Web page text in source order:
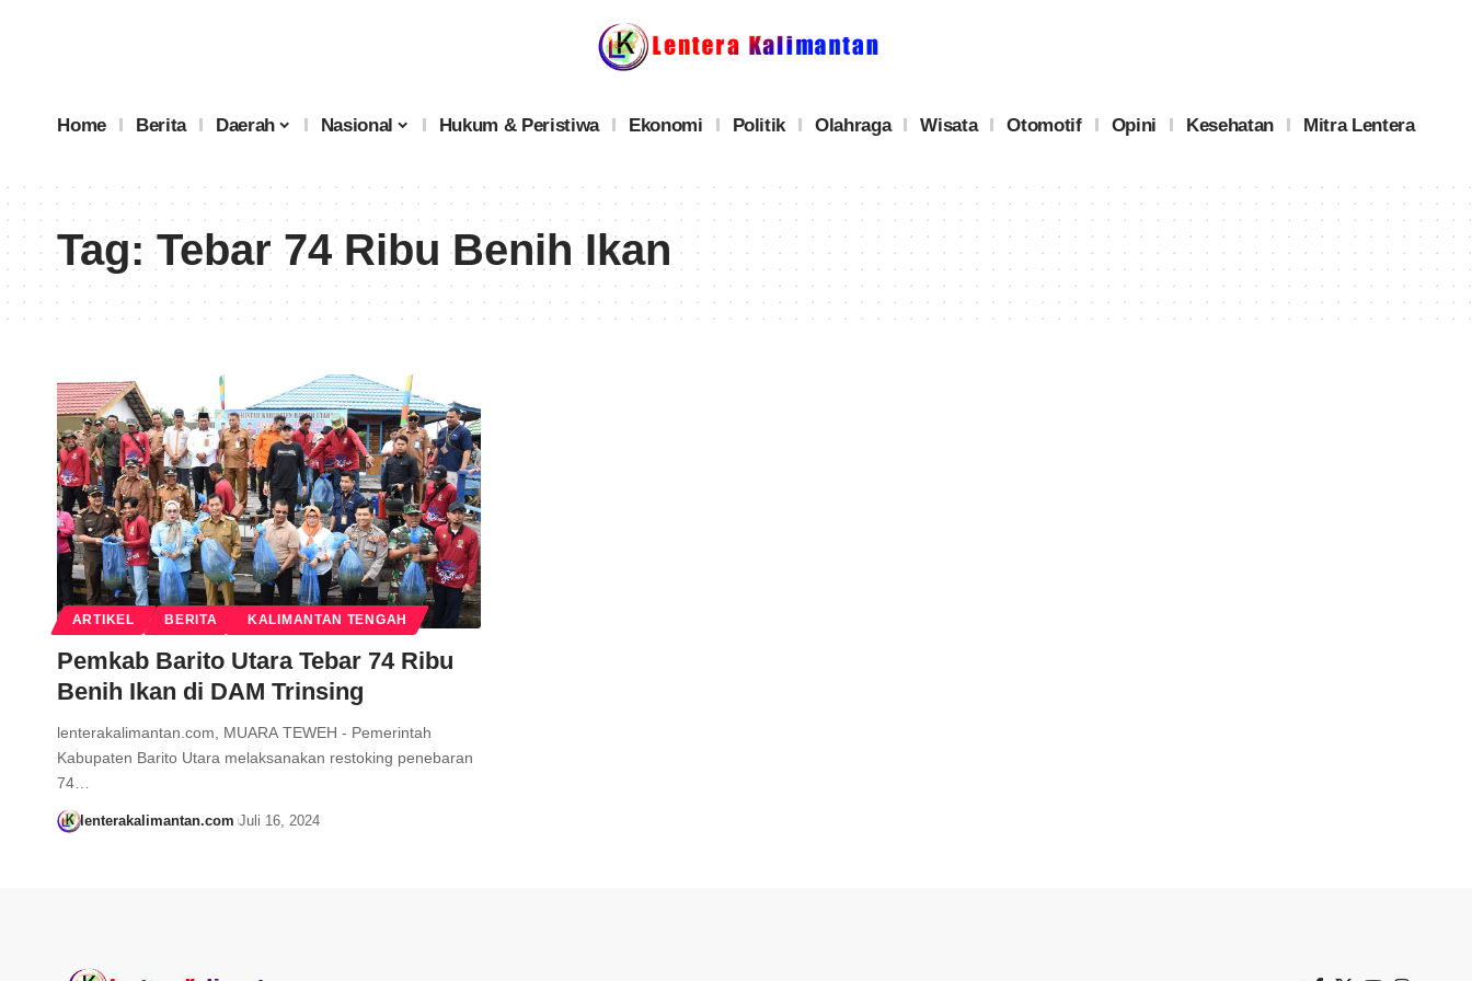
Home Berita Daerah Nasional Hukum & Peristiwa Ekonomi Politik Olahraga Wisata Otomotif Opini Kesehatan Mitra Lentera
Tag:Tebar 74 Ribu Benih Ikan
ARTIKEL BERITA KALIMANTAN TENGAH
Pemkab Barito Utara Tebar 74 Ribu
Benih Ikan di DAM Trinsing
lenterakalimantan.com, MUARA TEWEH - Pemerintah
Kabupaten Barito Utara melaksanakan restoking penebaran
74…
lenterakalimantan.com Juli 16, 2024